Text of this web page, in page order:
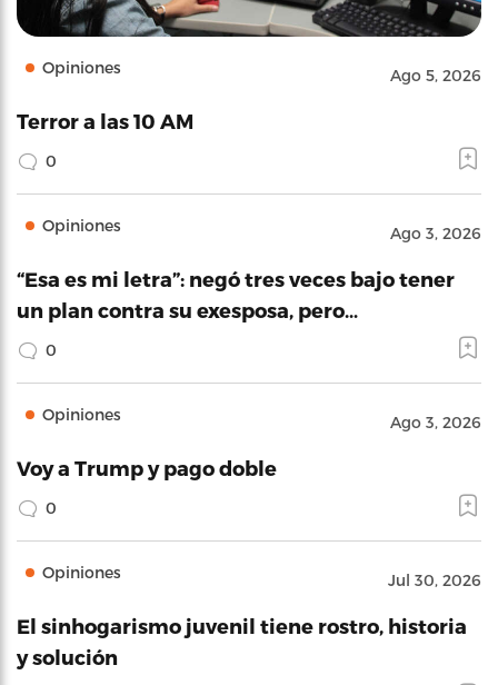
Opiniones Ago 5, 2026
Terror a las 10 AM
0
Opiniones Ago 3, 2026
“Esa es mi letra”: negó tres veces bajo tener
un plan contra su exesposa, pero…
0
Opiniones Ago 3, 2026
Voy a Trump y pago doble
0
Opiniones Jul 30, 2026
El sinhogarismo juvenil tiene rostro, historia
y solución